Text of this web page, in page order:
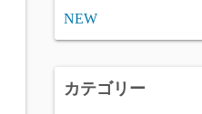
NEW
カテゴリー